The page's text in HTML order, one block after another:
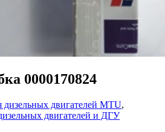
0000170824
дизельных двигателей MTU,
двигателей и ДГУ